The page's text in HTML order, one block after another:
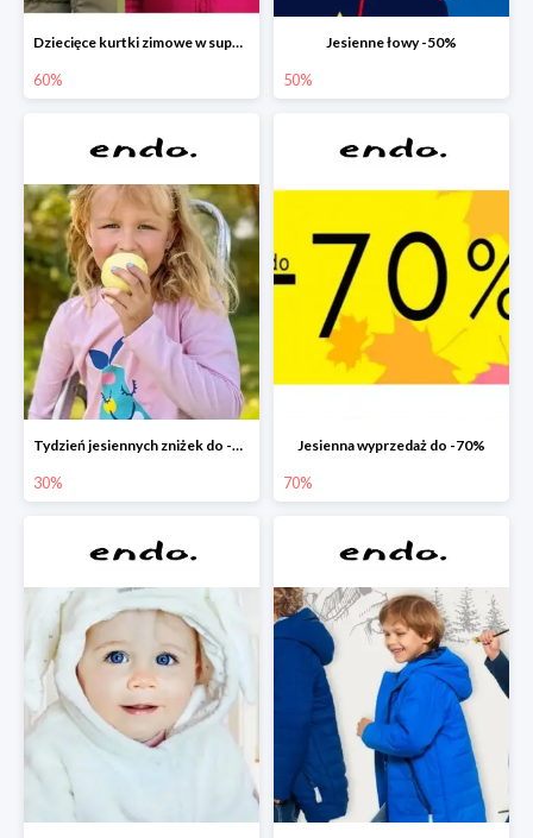
Dziecięce kurtki zimowe w super cenach!
60%
Jesienne łowy -50%
50%
Tydzień jesiennych zniżek do -30%
30%
Jesienna wyprzedaż do -70%
70%